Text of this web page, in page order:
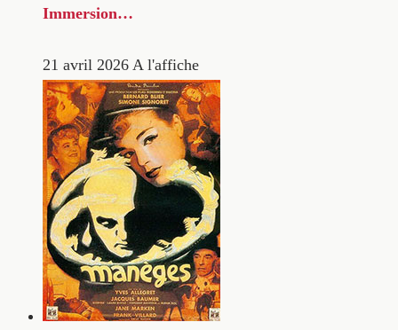
Immersion…
21 avril 2026 A l'affiche